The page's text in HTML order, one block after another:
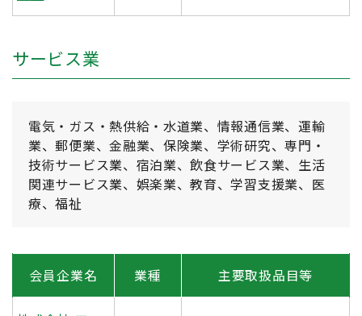
サービス業
電気・ガス・熱供給・水道業、情報通信業、運輸
業、郵便業、金融業、保険業、学術研究、専門・
技術サービス業、宿泊業、飲食サービス業、生活
関連サービス業、娯楽業、教育、学習支援業、医
療、福祉
会員企業名 業種 主要取扱品目等